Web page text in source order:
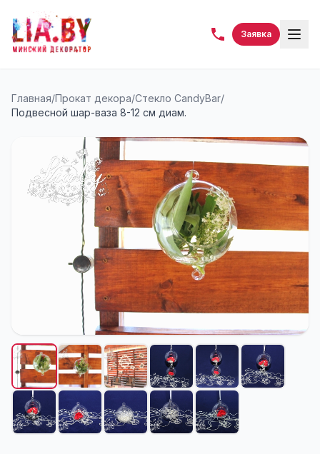
Заявка
Главная/Прокат декора/Стекло CandyBar/
Подвесной шар-ваза 8-12 см диам.